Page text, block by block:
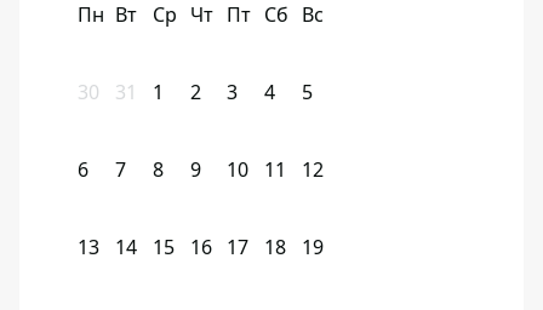
Пн Вт Ср Чт Пт Сб Вс
30 31 1 2 3 4 5
6 7 8 9 10 11 12
13 14 15 16 17 18 19